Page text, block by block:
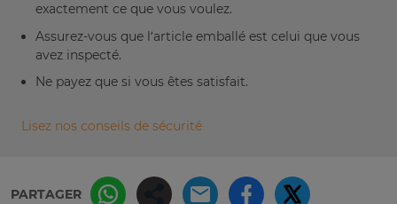
exactement ce que vous voulez.
Assurez-vous que l’article emballé est celui que vous
avez inspecté.
Ne payez que si vous êtes satisfait.
Lisez nos conseils de sécurité
PARTAGER